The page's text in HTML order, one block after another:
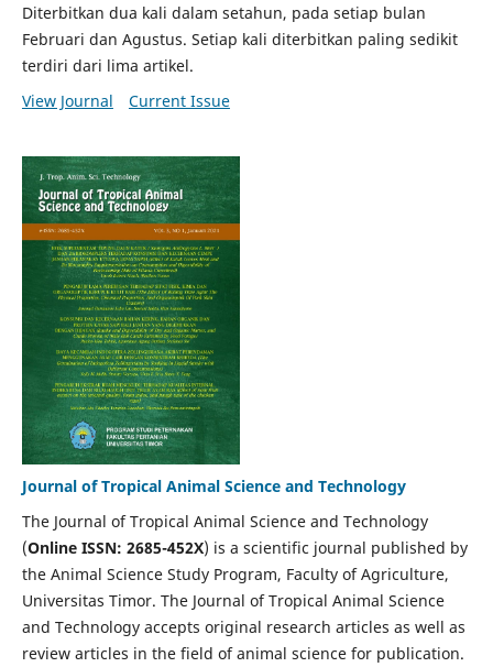
Diterbitkan dua kali dalam setahun, pada setiap bulan
Februari dan Agustus. Setiap kali diterbitkan paling sedikit
terdiri dari lima artikel.
View Journal
Current Issue
Journal of Tropical Animal Science and Technology
The Journal of Tropical Animal Science and Technology
(Online ISSN: 2685-452X) is a scientific journal published by
the Animal Science Study Program, Faculty of Agriculture,
Universitas Timor. The Journal of Tropical Animal Science
and Technology accepts original research articles as well as
review articles in the field of animal science for publication.